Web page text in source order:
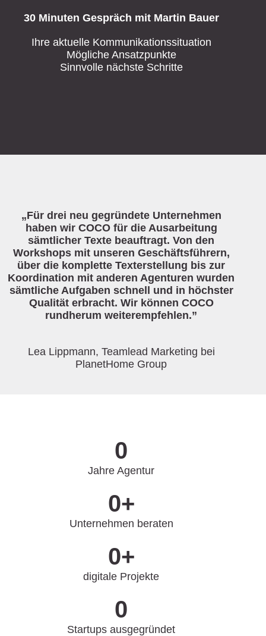
30 Minuten Gespräch mit Martin Bauer
Ihre aktuelle Kommunikationssituation
Mögliche Ansatzpunkte
Sinnvolle nächste Schritte
„Für drei neu gegründete Unternehmen
haben wir COCO für die Ausarbeitung
sämtlicher Texte beauftragt. Von den
Workshops mit unseren Geschäftsführern,
über die komplette Texterstellung bis zur
Koordination mit anderen Agenturen wurden
sämtliche Aufgaben schnell und in höchster
Qualität erbracht. Wir können COCO
rundherum weiterempfehlen.”
Lea Lippmann, Teamlead Marketing bei
PlanetHome Group
Jahre Agentur
0
Unternehmen beraten
0+
digitale Projekte
0+
Startups ausgegründet
0